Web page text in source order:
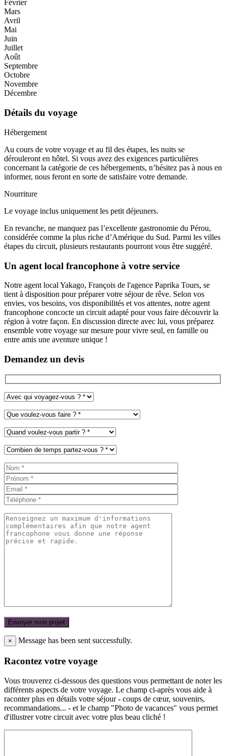
Février
Mars
Avril
Mai
Juin
Juillet
Août
Septembre
Octobre
Novembre
Décembre
Détails du voyage
Hébergement
Au cours de votre voyage et au fil des étapes, les nuits se
dérouleront en hôtel. Si vous avez des exigences particulières
concernant la catégorie de ces hébergements, n’hésitez pas à nous en
informer, nous feront en sorte de satisfaire votre demande.
Nourriture
Le voyage inclus uniquement les petit déjeuners.
En revanche, ne manquez pas l’excellente gastronomie du Pérou,
considérée comme la plus riche d’Amérique du Sud. Parmi les villes
étapes du circuit, plusieurs restaurants pourront vous être suggéré.
Un agent local francophone à votre service
Notre agent local Yakago, François de l'agence Paprika Tours, se
tient à disposition pour préparer votre séjour de rêve. Selon vos
envies, vos besoins, vos disponibilités et vos attentes, notre agent
francophone concocte un circuit adapté pour vous faire découvrir la
région à votre façon. En discussion directe avec lui, vous préparez
ensemble votre voyage sur mesure pour vivre seul, en famille ou
entre amis une aventure unique !
Demandez un devis
× Message has been sent successfully.
Racontez votre voyage
Vous trouverez ci-dessous des questions vous permettant de noter les
différents aspects de votre voyage. Le champ ci-après vous aide à
raconter plus en détails votre séjour - coups de cœur, souvenirs,
recommandations... - et le champ "Photo de vacances" vous permet
d'illustrer votre circuit avec votre plus beau cliché !